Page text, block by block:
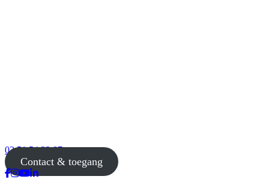
02 51 54 33 87
Contact & toegang